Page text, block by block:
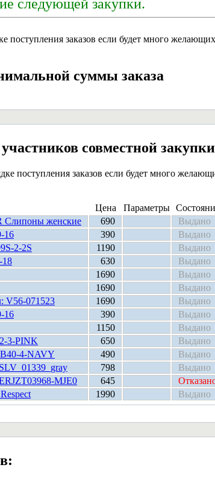
следующей закупки.
поступления заказов если будет много
суммы заказа
совместной закупки
поступления заказов если будет много
Цена Параметры
Слипоны женские 690 Выдано
16 390 Выдано
2-2S 1190 Выдано
18 630 Выдано
1690 Выдано
1690 Выдано
V56-071523 1690 Выдано
16 390 Выдано
1150 Выдано
3-PINK 650 Выдано
4-NAVY 490 Выдано
798 Выдано
MJE0 645
1990 Выдано